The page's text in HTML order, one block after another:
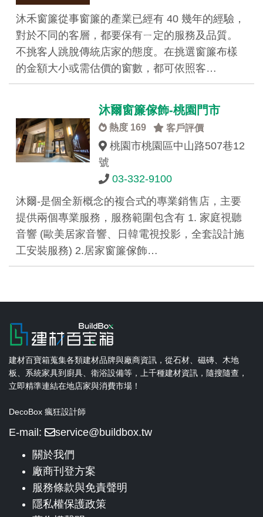
沐禾窗簾從事窗簾的產業已經有 40 幾年的經驗，
對於不同的客層，都要保有ㄧ定的服務及品質。
不挑客人跳脫傳統店家的態度。在挑選窗簾布樣
的金額大小或需估價的窗數，都可依照客…
沐爾窗簾傢飾-桃園門市
熱度 169 客戶評價
桃園市桃園區中山路507巷12
號
03-332-9100
沐爾-是個全新概念的複合式的專業銷售店，主要
提供兩個專業服務，服務範圍包含有 1. 家庭視聽
音響 (歐美居家音響、日韓電視投影，全套設計施
工安裝服務) 2.居家窗簾傢飾…
建材百寶箱蒐集各類建材品牌與廠商資訊，從石材、磁磚、木地
板、系統家具到廚具、衛浴設備等，上千種建材資訊，隨搜隨查，
立即精準連結在地店家與消費市場！
DecoBox 瘋狂設計師
E-mail:
service@buildbox.tw
關於我們
廠商刊登方案
服務條款與免責聲明
隱私權保護政策